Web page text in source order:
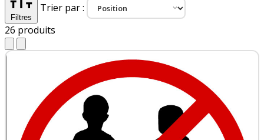
Filtres
Trier par :
26 produits